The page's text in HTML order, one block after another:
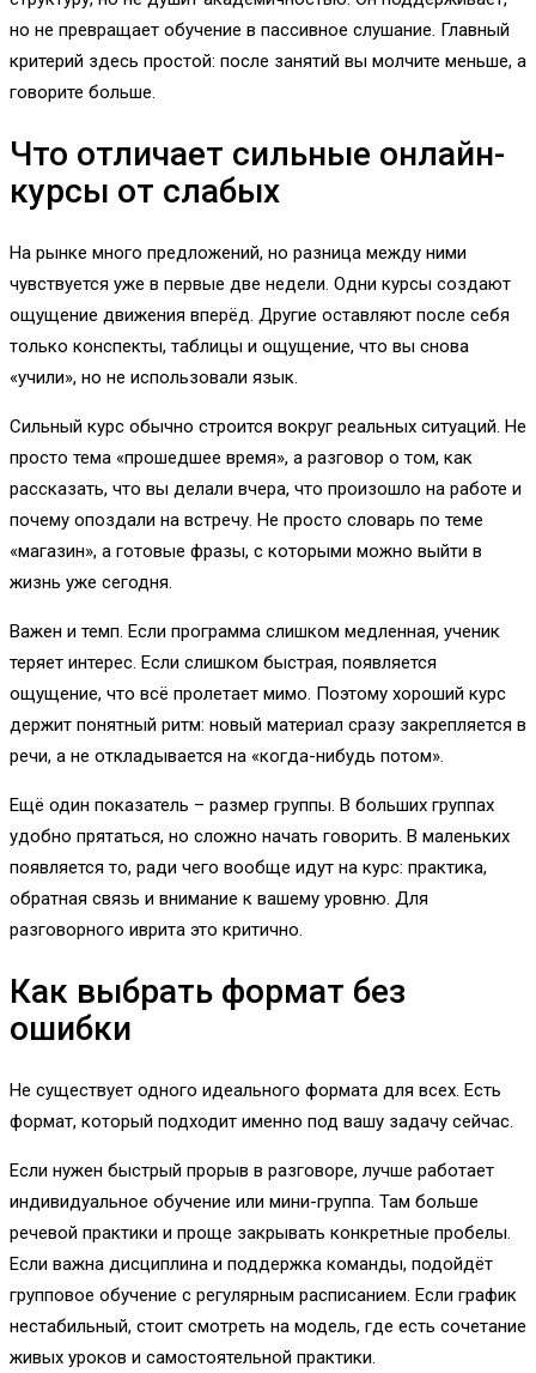
но не превращает обучение в пассивное слушание. Главный
критерий здесь простой: после занятий вы молчите меньше, а
говорите больше.
Что отличает сильные онлайн-
курсы от слабых
На рынке много предложений, но разница между ними
чувствуется уже в первые две недели. Одни курсы создают
ощущение движения вперёд. Другие оставляют после себя
только конспекты, таблицы и ощущение, что вы снова
«учили», но не использовали язык.
Сильный курс обычно строится вокруг реальных ситуаций. Не
просто тема «прошедшее время», а разговор о том, как
рассказать, что вы делали вчера, что произошло на работе и
почему опоздали на встречу. Не просто словарь по теме
«магазин», а готовые фразы, с которыми можно выйти в
жизнь уже сегодня.
Важен и темп. Если программа слишком медленная, ученик
теряет интерес. Если слишком быстрая, появляется
ощущение, что всё пролетает мимо. Поэтому хороший курс
держит понятный ритм: новый материал сразу закрепляется в
речи, а не откладывается на «когда-нибудь потом».
Ещё один показатель – размер группы. В больших группах
удобно прятаться, но сложно начать говорить. В маленьких
появляется то, ради чего вообще идут на курс: практика,
обратная связь и внимание к вашему уровню. Для
разговорного иврита это критично.
Как выбрать формат без
ошибки
Не существует одного идеального формата для всех. Есть
формат, который подходит именно под вашу задачу сейчас.
Если нужен быстрый прорыв в разговоре, лучше работает
индивидуальное обучение или мини-группа. Там больше
речевой практики и проще закрывать конкретные пробелы.
Если важна дисциплина и поддержка команды, подойдёт
групповое обучение с регулярным расписанием. Если график
нестабильный, стоит смотреть на модель, где есть сочетание
живых уроков и самостоятельной практики.